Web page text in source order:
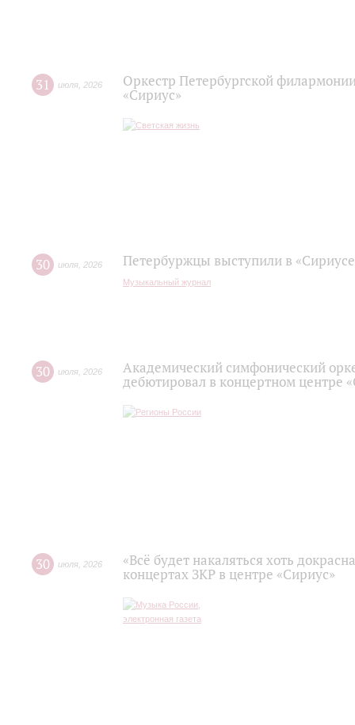
31 июля 2026
Оркестр Петербургской
«Сириус»
30 июля 2026 Петербуржцы выступили в
Музыкальный журнал
30 июля 2026
Академический симфонический
дебютировал в концертном центре
30 июля 2026
«Всё будет накаляться хоть
концертах ЗКР в центре «Сириус»